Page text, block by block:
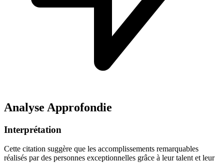
Analyse Approfondie
Interprétation
Cette citation suggère que les accomplissements remarquables
réalisés par des personnes exceptionnelles grâce à leur talent et leur